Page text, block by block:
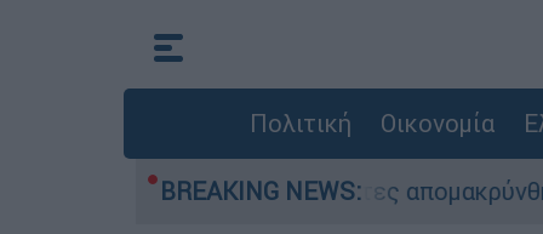
Πολιτική Οικονομία
BREAKING NEWS:
- 254 πολίτες απομακρύνθηκαν διά